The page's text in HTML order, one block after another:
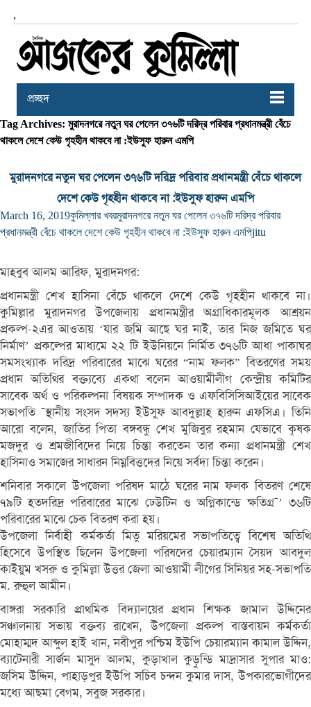
,
প্রচ্ছদ
Tag Archives: মুরাদনগরে নতুন ঘর পেলেন ৩৭৬টি দরিদ্র পরিবার প্রধানমন্ত্রী বেঁচে
থাকলে দেশে কেউ গৃহহীন থাকবে না :ইউসুফ হারুন এমপি
মুরাদনগরে নতুন ঘর পেলেন ৩৭৬টি দরিদ্র পরিবার প্রধানমন্ত্রী বেঁচে থাকলে
দেশে কেউ গৃহহীন থাকবে না :ইউসুফ হারুন এমপি
March 16, 2019কুমিল্লার খবরমুরাদনগরে নতুন ঘর পেলেন ৩৭৬টি দরিদ্র পরিবার
প্রধানমন্ত্রী বেঁচে থাকলে দেশে কেউ গৃহহীন থাকবে না :ইউসুফ হারুন এমপিjitu
মাহবুব আলম আরিফ, মুরাদনগর:
প্রধানমন্ত্রী শেখ হাসিনা বেঁচে থাকলে দেশে কেউ গৃহহীন থাকবে না।
কুমিল্লার মুরাদনগর উপজেলায় প্রধানমন্ত্রীর অগ্রাধিকারমূলক আশ্রয়ন
প্রকল্প-২এর আওতায় ‘যার জমি আছে ঘর নাই, তার নিজ জমিতে ঘর
নির্মাণ’ প্রকল্পের মাধ্যমে ২২ টি ইউনিয়নে নির্মিত ৩৭৬টি আধা পাকাঘর
সমসংখ্যাক দরিদ্র পরিবারের মাঝে ঘরের “নাম ফলক” বিতরণের সময়
প্রধান অতিথির বক্ত্যব্যে একথা বলেন আওয়ামীলীগ কেন্দ্রীয় কমিটির
সাবেক অর্থ ও পরিকল্পনা বিষয়ক সম্পাদক ও এফবিসিসিআইয়ের সাবেক
সভাপতি ¯স্থানীয় সংসদ সদস্য ইউসুফ আবদুল্লাহ হারুন এফসিএ। তিনি
আরো বলেন, জাতির পিতা বঙ্গবন্ধু শেখ মুজিবুর রহমান যেভাবে কৃষক
মজদুর ও শ্রমজীবিদের নিয়ে চিন্তা করতেন তার কন্যা প্রধানমন্ত্রী শেখ
হাসিনাও সমাজের সাধারন নিম্নবিত্তদের নিয়ে সর্বদা চিন্তা করেন।
শনিবার সকালে উপজেলা পরিষদ মাঠে ঘরের নাম ফলক বিতরণ শেষে
৭৯টি হতদরিদ্র পরিবারের মাঝে ঢেউটিন ও অগ্নিকান্ডে ক্ষতিগ্র¯’ ৩৬টি
পরিবারের মাঝে চেক বিতরণ করা হয়।
উপজেলা নির্বাহী কর্মকর্তা মিতু মরিয়মের সভাপতিত্বে বিশেষ অতিথি
হিসেবে উপস্থিত ছিলেন উপজেলা পরিষদের চেয়ারম্যান সৈয়দ আবদুল
কাইয়ুম খসরু ও কুমিল্লা উত্তর জেলা আওয়ামী লীগের সিনিয়র সহ-সভাপতি
ম. রুহুল আমীন।
বাঙ্গরা সরকারি প্রাথমিক বিদ্যালয়ের প্রধান শিক্ষক জামাল উদ্দিনের
সঞ্চালনায় সভায় বক্তব্য রাখেন, উপজেলা প্রকল্প বাস্তবায়ন কর্মকর্তা
মোহাম্মদ আব্দুল হাই খান, নবীপুর পশ্চিম ইউপি চেয়ারম্যান কামাল উদ্দিন,
ব্যাটেনারী সার্জন মাসুদ আলম, কুড়াখাল কুড়ুন্ডি মাদ্রাসার সুপার মাও:
জসিম উদ্দিন, পাহাড়পুর ইউপি সচিব চন্দন কুমার দাস, উপকারভোগীদের
মধ্যে আছমা বেগম, সবুজ সরকার।